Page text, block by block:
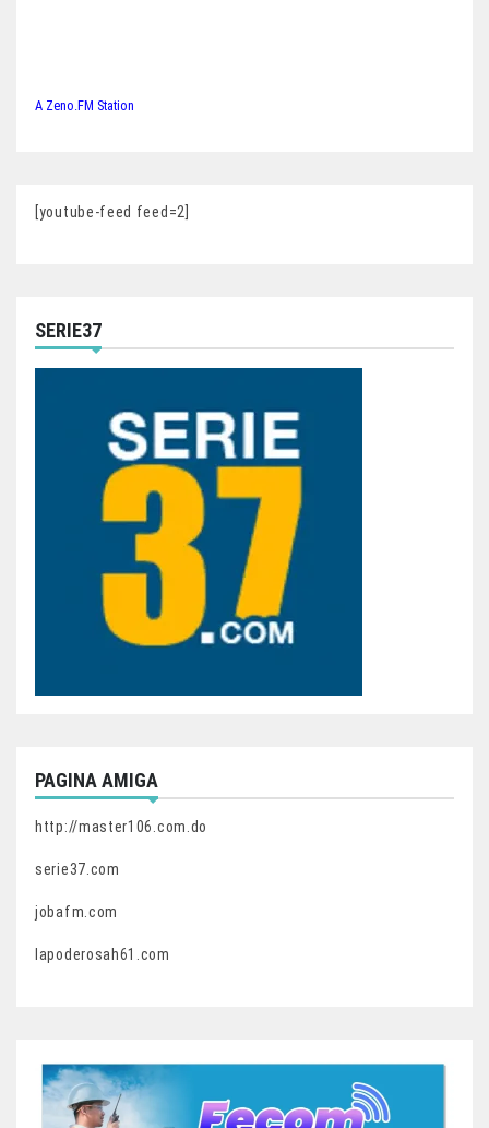
A Zeno.FM Station
[youtube-feed feed=2]
SERIE37
PAGINA AMIGA
http://master106.com.do
serie37.com
jobafm.com
lapoderosah61.com